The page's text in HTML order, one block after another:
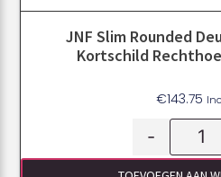
JNF Slim Rounded
Kortschild
€143.75
-